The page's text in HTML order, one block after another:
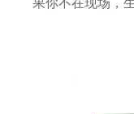
果你不在现场，